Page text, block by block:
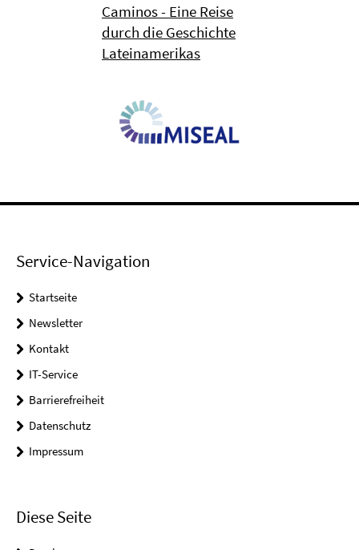
Caminos - Eine Reise
durch die Geschichte
Lateinamerikas
Service-Navigation
Startseite
Newsletter
Kontakt
IT-Service
Barrierefreiheit
Datenschutz
Impressum
Diese Seite